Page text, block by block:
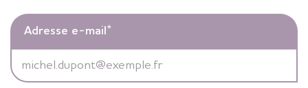
Adresse e-mail *